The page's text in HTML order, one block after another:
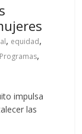
, equidad,
Programas,
impulsa
las